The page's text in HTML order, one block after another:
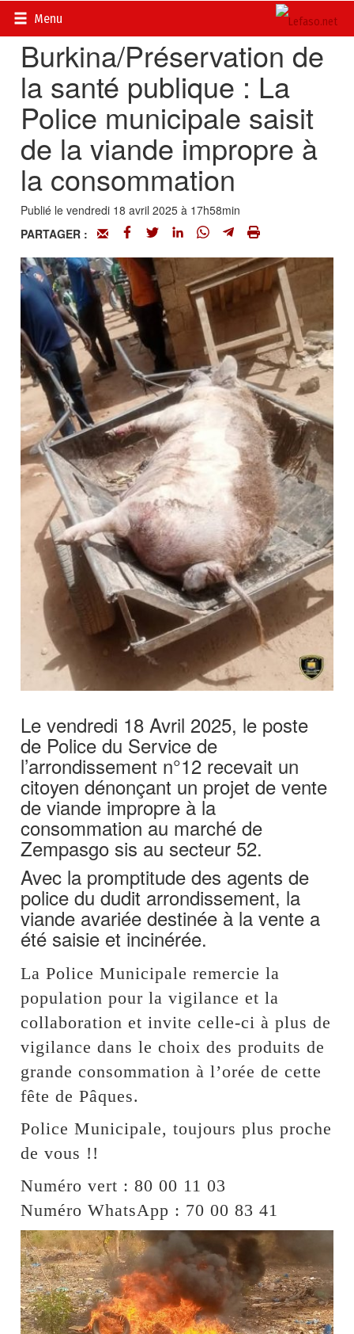
Menu
Accueil>
Burkina/Préservation de
la santé publique : La
Police municipale saisit
de la viande impropre à
la consommation
Publié le vendredi 18 avril 2025 à 17h58min
PARTAGER :
Le vendredi 18 Avril 2025, le poste
de Police du Service de
l’arrondissement n°12 recevait un
citoyen dénonçant un projet de vente
de viande impropre à la
consommation au marché de
Zempasgo sis au secteur 52.
Avec la promptitude des agents de
police du dudit arrondissement, la
viande avariée destinée à la vente a
été saisie et incinérée.
La Police Municipale remercie la
population pour la vigilance et la
collaboration et invite celle-ci à plus de
vigilance dans le choix des produits de
grande consommation à l’orée de cette
fête de Pâques.
Police Municipale, toujours plus proche
de vous !!
Numéro vert : 80 00 11 03
Numéro WhatsApp : 70 00 83 41